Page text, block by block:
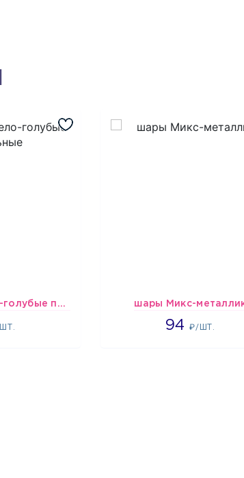
шары Сине-бело-голубые пастельные
1637 шары Микс-
94₽/ШТ.
1697